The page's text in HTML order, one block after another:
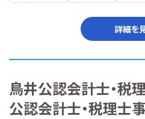
詳細を
鳥井公認会計士・税
公認会計士・税理士